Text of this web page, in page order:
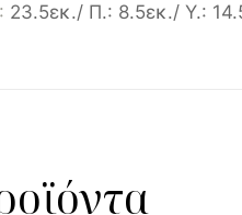
23.5εκ./ Π.: 8.5εκ./ Υ.: